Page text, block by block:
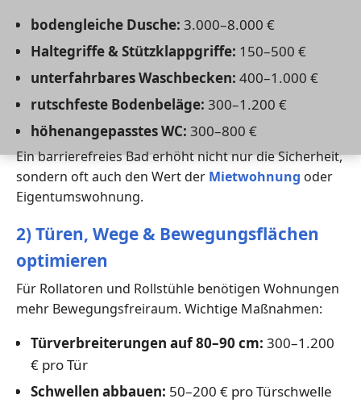
bodengleiche Dusche: 3.000–8.000 €
Haltegriffe & Stützklappgriffe: 150–500 €
unterfahrbares Waschbecken: 400–1.000 €
rutschfeste Bodenbeläge: 300–1.200 €
höhenangepasstes WC: 300–800 €
Ein barrierefreies Bad erhöht nicht nur die Sicherheit,
sondern oft auch den Wert der Mietwohnung oder
Eigentumswohnung.
2) Türen, Wege & Bewegungsflächen
optimieren
Für Rollatoren und Rollstühle benötigen Wohnungen
mehr Bewegungsfreiraum. Wichtige Maßnahmen:
Türverbreiterungen auf 80–90 cm: 300–1.200
€ pro Tür
Schwellen abbauen: 50–200 € pro Türschwelle